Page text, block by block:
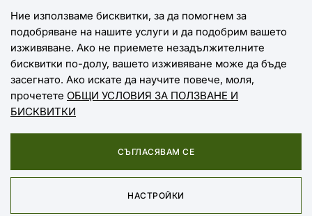
НАЧИНИ НА ПЛАЩАНЕ
НАЧИНИ НА ДОСТАВКА
Copyright © 2025 EXTREME SPORTS
Онлайн магазин от
Ние използваме бисквитки, за да помогнем за
подобряване на нашите услуги и да подобрим вашето
изживяване. Ако не приемете незадължителните
бисквитки по-долу, вашето изживяване може да бъде
засегнато. Ако искате да научите повече, моля,
прочетете ОБЩИ УСЛОВИЯ ЗА ПОЛЗВАНЕ И
БИСКВИТКИ
СЪГЛАСЯВАМ СЕ
НАСТРОЙКИ